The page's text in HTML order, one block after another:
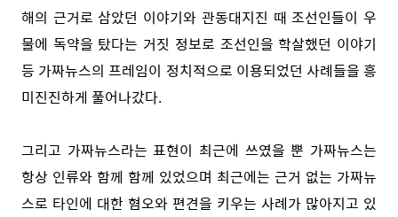
해의 근거로 삼았던 이야기와 관동대지진 때 조선인들이 우
물에 독약을 탔다는 거짓 정보로 조선인을 학살했던 이야기
등 가짜뉴스의 프레임이 정치적으로 이용되었던 사례들을 흥
미진진하게 풀어나갔다.
그리고 가짜뉴스라는 표현이 최근에 쓰였을 뿐 가짜뉴스는
항상 인류와 함께 함께 있었으며 최근에는 근거 없는 가짜뉴
스로 타인에 대한 혐오와 편견을 키우는 사례가 많아지고 있